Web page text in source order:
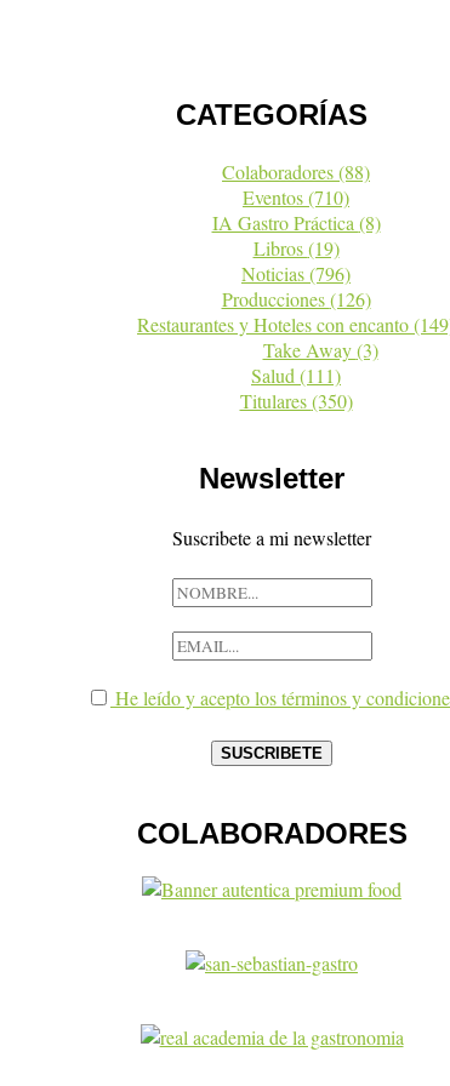
CATEGORÍAS
Colaboradores(88)
Eventos(710)
IA Gastro Práctica (8)
Libros(19)
Noticias(796)
Producciones(126)
Restaurantes y Hoteles con encanto
Take Away(3)
Salud (111)
Titulares(350)
Newsletter
Suscribete a mi newsletter
He leído y acepto los términos y
COLABORADORES